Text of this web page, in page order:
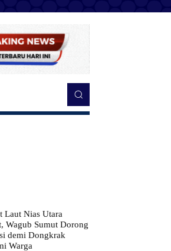
Laut Nias Utara
Wagub Sumut Dorong
demi Dongkrak
Warga